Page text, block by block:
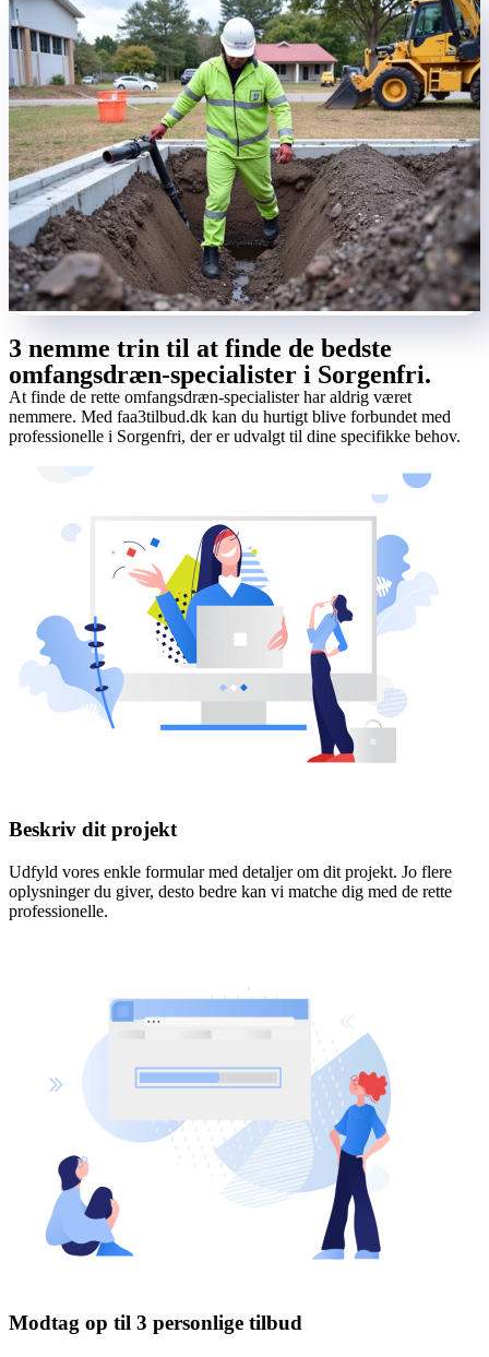
3 nemme trin til at finde de bedste
omfangsdræn-specialister i Sorgenfri.
At finde de rette omfangsdræn-specialister har aldrig været
nemmere. Med faa3tilbud.dk kan du hurtigt blive forbundet med
professionelle i Sorgenfri, der er udvalgt til dine specifikke behov.
Beskriv dit projekt
Udfyld vores enkle formular med detaljer om dit projekt. Jo flere
oplysninger du giver, desto bedre kan vi matche dig med de rette
professionelle.
Modtag op til 3 personlige tilbud